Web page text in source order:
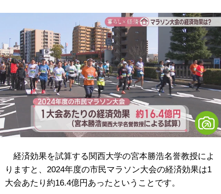
経済効果を試算する関西大学の宮本勝浩名誉教授によ
りますと、2024年度の市民マラソン大会の経済効果は1
大会あたり約16.4億円あったということです。